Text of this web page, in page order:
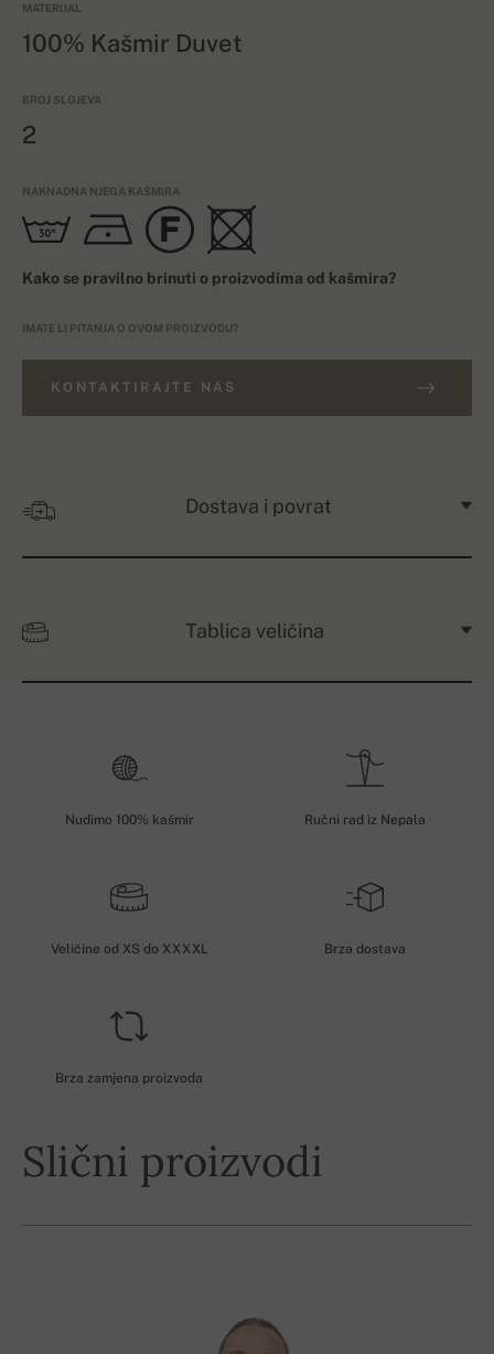
MATERIJAL
100% Kašmir Duvet
BROJ SLOJEVA
2
NAKNADNA NJEGA KAŠMIRA
Kako se pravilno brinuti o proizvodima od kašmira?
IMATE LI PITANJA O OVOM PROIZVODU?
KONTAKTIRAJTE NAS
Dostava i povrat
Tablica veličina
Nudimo 100% kašmir Ručni rad iz Nepala
Veličine od XS do XXXXL Brza dostava
Brza zamjena proizvoda
Slični proizvodi